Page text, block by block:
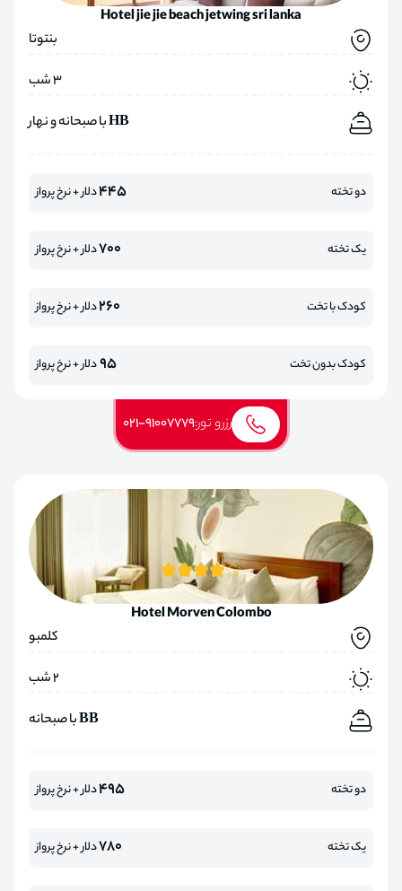
Hotel jie jie beach jetwing sri lanka
بنتوتا
3 شب
HB با صبحانه و نهار
دو تخته 445دلار + نرخ پرواز
یک تخته 700دلار + نرخ پرواز
کودک با تخت 260دلار + نرخ پرواز
کودک بدون تخت 95دلار + نرخ پرواز
رزرو تور:021-91007779
Hotel Morven Colombo
کلمبو
2 شب
BB با صبحانه
دو تخته 495دلار + نرخ پرواز
یک تخته 780دلار + نرخ پرواز